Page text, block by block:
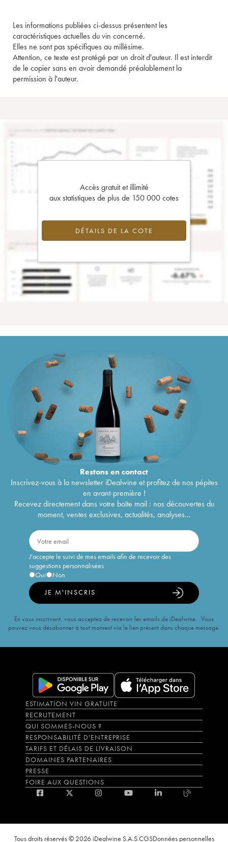
Les informations publiées ci-dessus présentent les
caractéristiques actuelles du vin concerné.
Elles ne sont pas spécifiques au millésime.
Attention, ce texte est protégé par un droit d'auteur. Il est interdit
de le copier sans en avoir demandé préalablement la
permission à l'auteur.
Accès gratuit et illimité
aux statistiques de plus de 150 000 cotes
DÉTAILS DE LA COTE
Restons encontact
Inscrivez-vous à la newsletter iDealwine et profitez de nos pépites
en avant-première !
Recevez directement dans votre boîte mail : nos découvertes du
moment, ventes exclusives, actualités, analyses...
J'accepte le suivi de mes emails afin de recevoir des
suggestions personnalisées
Oui
Non
JE M'INSCRIS
En vous inscrivant, vous acceptez de recevoir les emails de iDealwine. Vous
pouvez vous désabonner à tout moment via le lien présent dans chaque message.
ESTIMATION VIN GRATUITE
RECRUTEMENT
QUI SOMMES-NOUS ?
RESPONSABILITÉ D'ENTREPRISE
TARIFS ET DÉLAIS DE LIVRAISON
DOMAINES PARTENAIRES
PRESSE
FOIRE AUX QUESTIONS
Tous droits réservés © 2026 iDealwine S.A.S.CGSDonnées personnelles